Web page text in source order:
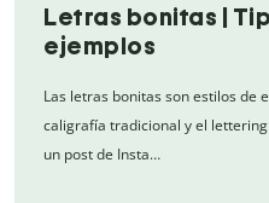
Letras bonitas |
ejemplos
Las letras bonitas son estilos de
caligrafía tradicional y el
un post de Insta…